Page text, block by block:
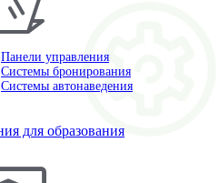
Панели управления
Системы бронирования
Системы автонаведения
для образования